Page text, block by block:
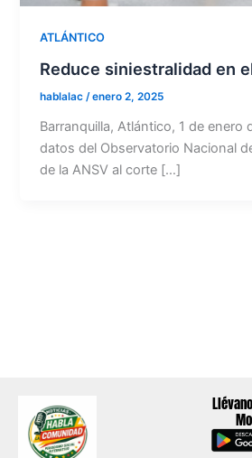
ATLÁNTICO
Reduce siniestralidad en
hablalac/enero 2, 2025
Barranquilla, Atlántico, 1 de enero
datos del Observatorio Nacional
de la ANSV al corte […]